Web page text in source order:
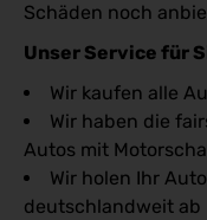
Schäden noch
Unser Service für
Wir kaufen alle
Wir haben die
Autos mit
Wir holen Ihr
deutschlandweit ab